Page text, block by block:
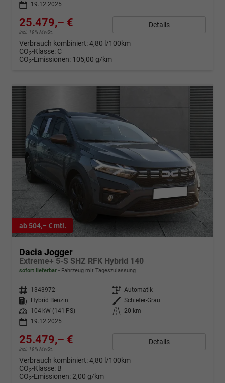
19.12.2025
25.479,– €
incl. 19% MwSt.
Details
Verbrauch kombiniert:4,80 l/100km
CO2-Klasse: C
CO2-Emissionen: 105,00 g/km
ab 504,– € mtl.
Dacia Jogger
Extreme+ 5-S SHZ RFK Hybrid 140
sofort lieferbar Fahrzeug mit Tageszulassung
Fahrzeugnr. 1343972 Getriebe Automatik
Kraftstoff
Hybrid Benzin Außenfarbe Schiefer-Grau
Leistung
104 kW (141 PS) Kilometerstand
20 km
19.12.2025
25.479,– €
incl. 19% MwSt.
Details
Verbrauch kombiniert:4,80 l/100km
CO2-Klasse: B
CO2-Emissionen: 2,00 g/km